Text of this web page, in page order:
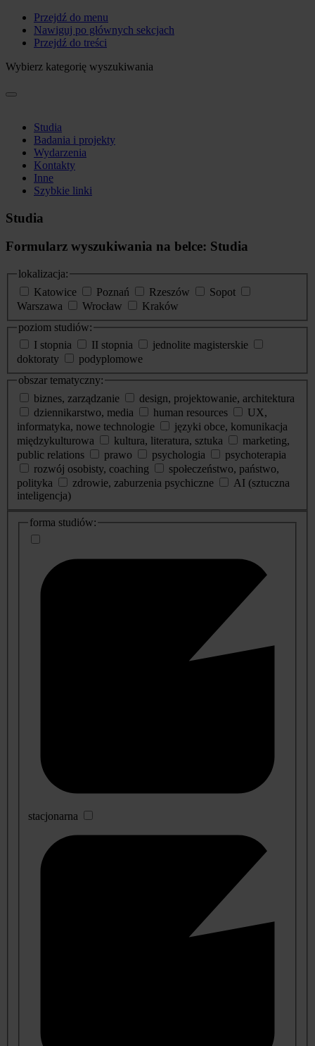
Przejdź do menu
Nawiguj po głównych sekcjach
Przejdź do treści
Wybierz kategorię wyszukiwania
Studia
Badania i projekty
Wydarzenia
Kontakty
Inne
Szybkie linki
Studia
Formularz wyszukiwania na belce: Studia
lokalizacja:
Katowice
Poznań Rzeszów
Sopot
Warszawa
Wrocław
Kraków
poziom studiów:
I stopnia
II stopnia
jednolite magisterskie
doktoraty
podyplomowe
obszar tematyczny:
biznes, zarządzanie
design, projektowanie, architektura
dziennikarstwo, media
human resources
UX,
informatyka, nowe technologie
języki obce, komunikacja
międzykulturowa
kultura, literatura, sztuka
marketing,
public relations
prawo psychologia
psychoterapia
rozwój osobisty, coaching
społeczeństwo, państwo,
polityka
zdrowie, zaburzenia psychiczne
AI (sztuczna
inteligencja)
dodatkowe
informacje
forma studiów:
stacjonarna